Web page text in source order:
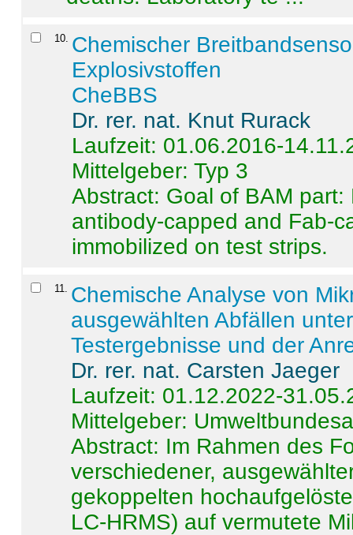
10 Chemischer
Explosivstoffen
CheBBS
Dr. rer. nat. Knut Rurack
Laufzeit: 01.06.2016-
Mittelgeber: Typ 3
Abstract: Goal of BAM
antibody-capped and Fab-
immobilized on test strips.
11
Chemische Analyse von
ausgewählten Abfällen
Testergebnisse und der
Dr. rer. nat. Carsten Jaeger
Laufzeit: 01.12.2022-
Mittelgeber:
Abstract: Im Rahmen des
verschiedener,
gekoppelten
LC-HRMS) auf vermutete